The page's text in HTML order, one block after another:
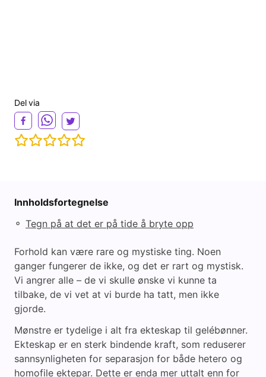
Del via
Innholdsfortegnelse
◦ Tegn på at det er på tide å bryte opp
Forhold kan være rare og mystiske ting. Noen
ganger fungerer de ikke, og det er rart og mystisk.
Vi angrer alle – de vi skulle ønske vi kunne ta
tilbake, de vi vet at vi burde ha tatt, men ikke
gjorde.
Mønstre er tydelige i alt fra ekteskap til gelébønner.
Ekteskap er en sterk bindende kraft, som reduserer
sannsynligheten for separasjon for både hetero og
homofile ektepar. Dette er enda mer uttalt enn for